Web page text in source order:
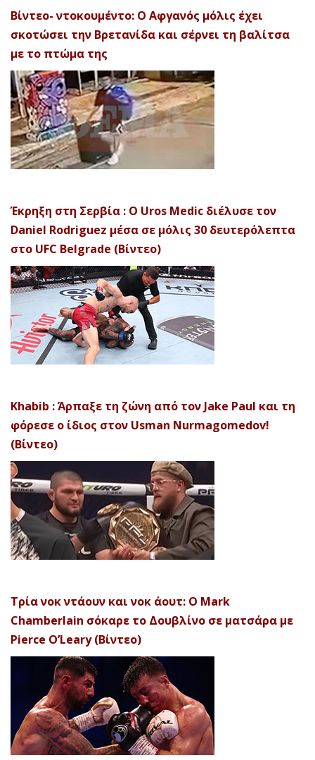
Βίντεο- ντοκουμέντο: Ο Αφγανός μόλις έχει
σκοτώσει την Βρετανίδα και σέρνει τη βαλίτσα
με το πτώμα της
Έκρηξη στη Σερβία : Ο Uros Medic διέλυσε τον
Daniel Rodriguez μέσα σε μόλις 30 δευτερόλεπτα
στο UFC Belgrade (Βίντεο)
Khabib : Άρπαξε τη ζώνη από τον Jake Paul και τη
φόρεσε ο ίδιος στον Usman Nurmagomedov!
(Βίντεο)
Τρία νοκ ντάουν και νοκ άουτ: Ο Mark
Chamberlain σόκαρε το Δουβλίνο σε ματσάρα με
Pierce O’Leary (Βίντεο)